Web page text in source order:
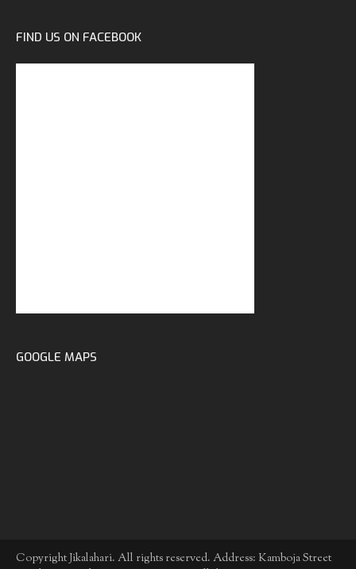
FIND US ON FACEBOOK
GOOGLE MAPS
Copyright Jikalahari. All rights reserved. Address: Kamboja Street